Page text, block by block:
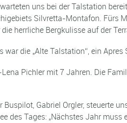
uns bei der Talstation
Silvretta-Montafon. Fürs
herrliche Bergkulisse auf der
die „Alte Talstation“, ein
Pichler mit 7 Jahren. Die
Gabriel Orgler, steuerte
Tages: „Nächstes Jahr muss